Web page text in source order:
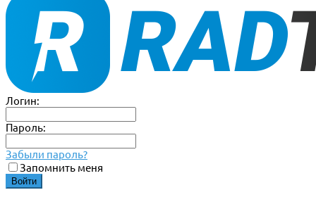
Логин:
Пароль:
Забыли пароль?
Запомнить меня